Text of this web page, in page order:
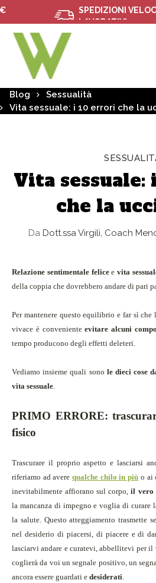
SPEDIZIONI VELOCI IN
LAVORATIVI
Blog
Sessualità
Vita sessuale: i 10 errori che la
Vita
che la
DaDott.ssa Virgili, Coach
Relazione sentimentale feliceevita
della coppia che dovrebbero andare di pari
Per mantenere questo equilibrio e far sì
vivace è convenienteevitare alcuni
tempo producono degli effetti deleteri.
Vediamo insieme quali sono le dieci cose
vita sessuale.
PRIMO ERRORE:
fisico
Trascurare il proprio aspetto e lasciarsi
riferiamo ad averequalche chilo in più o ai
inevitabilmente affiorano sul corpo,il vero
la mancanza di impegno e voglia di curare
la salute. Questo atteggiamento trasmette
nel desiderio di piacersi, di piacere e di
lasciarvi andare e curatevi, abbellitevi per il
coglierà da voi un segnale positivo, un
ancora essere guardati e desiderati.